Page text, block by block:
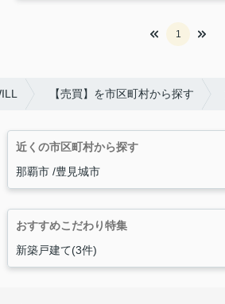
1
【売買】を市区町村から探す
近くの市区町村から探す
那覇市 豊見城市
おすすめこだわり特集
新築戸建て(3件)